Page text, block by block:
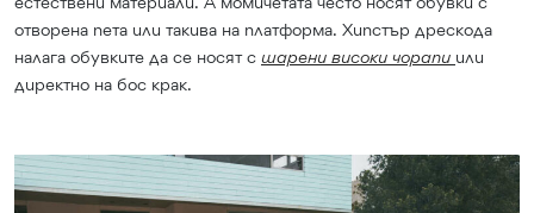
отворена пета или такива на платформа. Хипстър дрескода
налага обувките да се носят с шарени високи чорапи или
директно на бос крак.